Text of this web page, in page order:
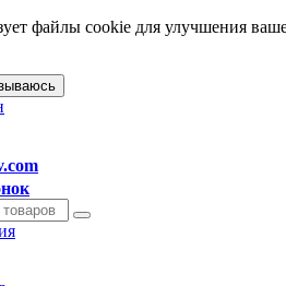
файлы cookie для улучшения